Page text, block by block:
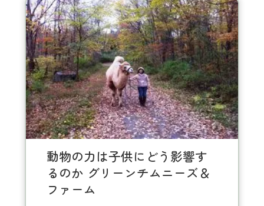
動物の力は子供にどう影響す
るのか グリーンチムニーズ＆
ファーム